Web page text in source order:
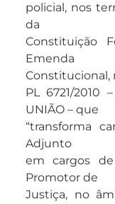
policial, nos
da
Constituição
Emenda
Constitucional,
PL 6721/2010
UNIÃO – que
“transforma
Adjunto
em cargos
Promotor de
Justiça, no